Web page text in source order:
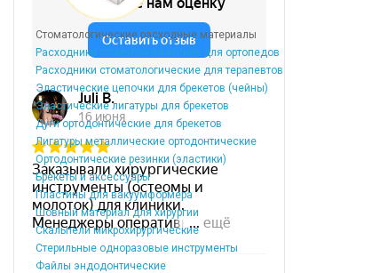
Стоматологические расходные материалы
Расходники стоматологические для ортопедов
Расходники стоматологические для терапевтов
Эластические цепочки для брекетов (чейны)
Эластические лигатуры для брекетов
Дуги ортодонтические для брекетов
Лигатуры металлические ортодонтические
Ортодонтические резинки (эластики)
Брекеты и аксессуары
Пластины для вакуумформера
Шовный материал для хирургии
Скальпели микрохирургические
Стерильные одноразовые инструменты
Файлы эндодонтические